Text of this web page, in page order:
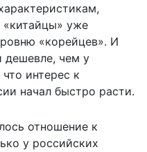
«китайцы» уже
«корейцев». И
дешевле, чем у
интерес к
начал быстро расти.
отношение к
у российских